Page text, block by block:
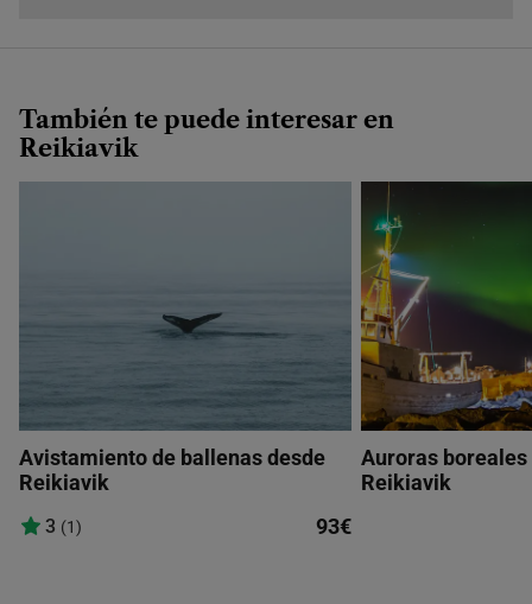
También te puede interesar en
Reikiavik
Avistamiento de ballenas desde
Reikiavik
3 (1) 93€
Auroras boreales
Reikiavik